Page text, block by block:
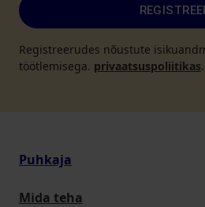
Registreerudes nõustute
töötlemisega. privaatsuspoliitikas.
Puhkaja
Mida teha